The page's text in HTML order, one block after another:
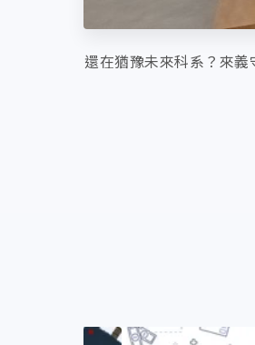
還在猶豫未來科系？來